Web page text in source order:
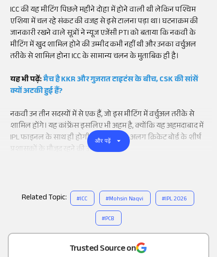
Add
as a
Trusted Source on
ICC की यह मीटिंग पिछले महीने दोहा में होने वाली थी लेकिन पश्चिम
एशिया में चल रहे संकट की वजह से इसे टालना पड़ा था। घटनाक्रम की
जानकारी रखने वाले सूत्रों ने न्यूज एजेंसी PTI को बताया कि नकवी के
मीटिंग में खुद शामिल होने की उम्मीद कभी नहीं थी और उनका वर्चुअल
तरीके से शामिल होना ICC के सामान्य चलन के मुताबिक ही है।
यह भी पढ़ें:मैच है KKR और गुजरात टाइटंस के बीच, CSK की सांसें
क्यों अटकी हुई हैं?
नकवी उन तीन सदस्यों में से एक हैं, जो इस मीटिंग में वर्चुअल तरीके से
शामिल होंगे। यह कांफ्रेंस इसलिए भी अहम है, क्योंकि यह अहमदाबाद में
IPL फाइनल के साथ ही होगी, जिसमें अलग-अलग क्रिकेट बोर्ड के शीर्ष
प्रशासकों के मौजूद रहने की उम्मीद है।
और पढ़ें
Related Topic: #ICC #Mohsin Naqvi #IPL 2026
#PCB